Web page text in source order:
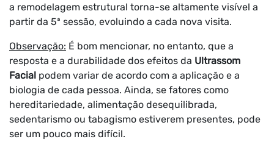
a remodelagem estrutural torna-se altamente visível a
partir da 5ª sessão, evoluindo a cada nova visita.
Observação: É bom mencionar, no entanto, que a
resposta e a durabilidade dos efeitos da Ultrassom
Facial podem variar de acordo com a aplicação e a
biologia de cada pessoa. Ainda, se fatores como
hereditariedade, alimentação desequilibrada,
sedentarismo ou tabagismo estiverem presentes, pode
ser um pouco mais difícil.